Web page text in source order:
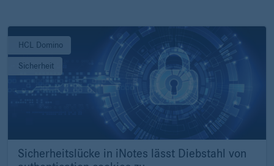
HCL Domino
Sicherheit
Sicherheitslücke in iNotes lässt Diebstahl von